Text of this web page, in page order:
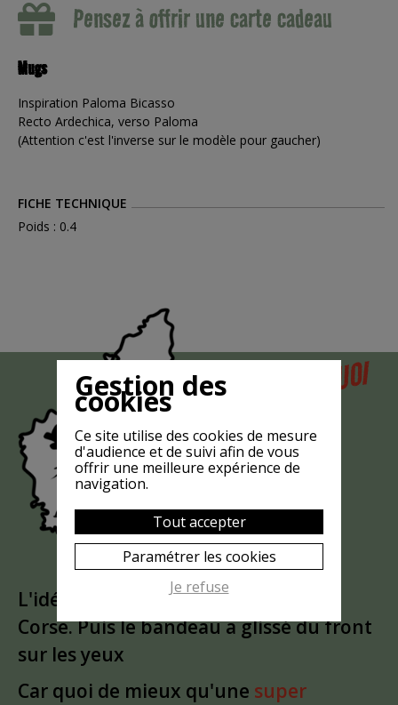
Pensez à offrir une carte cadeau
Mugs
Inspiration Paloma Bicasso
Recto Ardechica, verso Paloma
(Attention c'est l'inverse sur le modèle pour gaucher)
FICHE TECHNIQUE
Poids : 0.4
MAIS POURQUOI
LA CHÈVRE
EST-ELLE
MASQUÉE
L'idée est partie d'unclin d'oeil
Corse. Puis le bandeau a glissé du front
sur les yeux
Car quoi de mieux qu'une super
Gestion des
cookies
Ce site utilise des cookies de mesure
d'audience et de suivi afin de vous
offrir une meilleure expérience de
navigation.
Tout accepter
Paramétrer les cookies
Je refuse